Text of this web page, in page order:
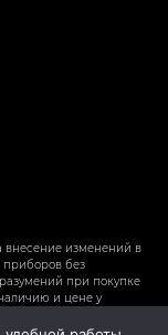
внесение изменений в
без
при покупке
и цене у